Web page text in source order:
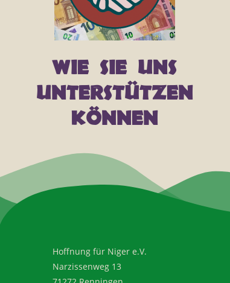
Wie Sie uns
unterstützen
können
Hoffnung für Niger e.V.
Narzissenweg 13